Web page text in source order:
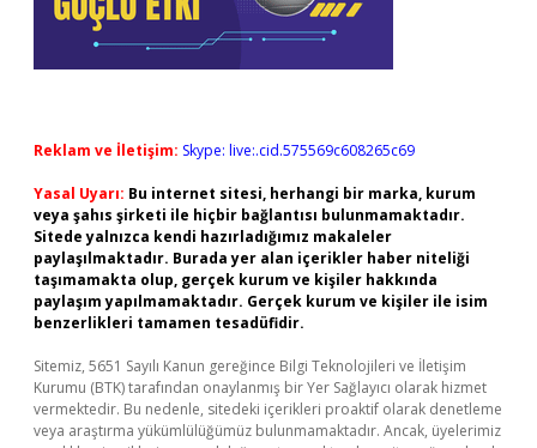
Reklam ve İletişim: Skype: live:.cid.575569c608265c69
Yasal Uyarı: Bu internet sitesi, herhangi bir marka, kurum
veya şahıs şirketi ile hiçbir bağlantısı bulunmamaktadır.
Sitede yalnızca kendi hazırladığımız makaleler
paylaşılmaktadır. Burada yer alan içerikler haber niteliği
taşımamakta olup, gerçek kurum ve kişiler hakkında
paylaşım yapılmamaktadır. Gerçek kurum ve kişiler ile isim
benzerlikleri tamamen tesadüfidir.
Sitemiz, 5651 Sayılı Kanun gereğince Bilgi Teknolojileri ve İletişim
Kurumu (BTK) tarafından onaylanmış bir Yer Sağlayıcı olarak hizmet
vermektedir. Bu nedenle, sitedeki içerikleri proaktif olarak denetleme
veya araştırma yükümlülüğümüz bulunmamaktadır. Ancak, üyelerimiz